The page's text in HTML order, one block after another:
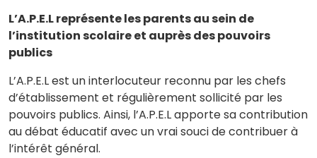
L’A.P.E.L représente les parents au sein de
l’institution scolaire et auprès des pouvoirs
publics
L’A.P.E.L est un interlocuteur reconnu par les chefs
d’établissement et régulièrement sollicité par les
pouvoirs publics. Ainsi, l’A.P.E.L apporte sa contribution
au débat éducatif avec un vrai souci de contribuer à
l’intérêt général.